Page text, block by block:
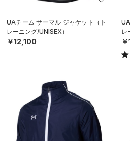
UAチーム サーマル ジャケット（ト
レーニング/UNISEX）
￥12,100
レ